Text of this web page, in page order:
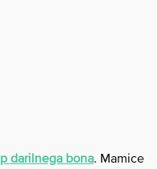
darilnega bona. Mamice